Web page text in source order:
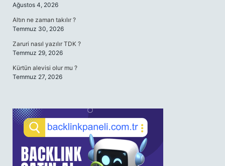
Ağustos 4, 2026
Altın ne zaman takılır ?
Temmuz 30, 2026
Zaruri nasıl yazılır TDK ?
Temmuz 29, 2026
Kürtün alevisi olur mu ?
Temmuz 27, 2026